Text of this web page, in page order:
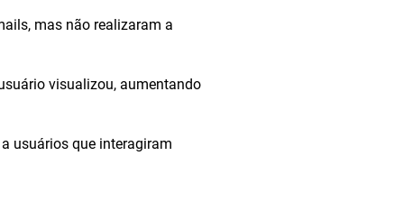
mas não realizaram a
visualizou, aumentando
usuários que interagiram